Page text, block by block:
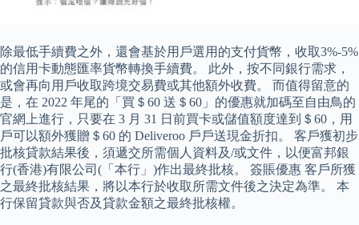
除最低手續費之外，還會基於用戶選用的支付貨幣，收取3%-5%
的信用卡動態匯率貨幣轉換手續費。 此外，按不同銀行需求，
或會再向用戶收取跨境交易費或其他額外收費。 而值得留意的
是，在 2022 年尾的「買＄60 送＄60」的優惠就加碼至自由鳥的
官網上進行，只要在 3 月 31 日前買卡或儲值額度達到＄60，用
戶可以額外獲贈＄60 的 Deliveroo 戶戶送現金折扣。 客戶獲初步
批核貸款結果後，須遞交所需個人資料及/或文件，以便富邦銀
行(香港)有限公司(「本行」)作出最終批核。 簽賬優惠 客戶所獲
之最終批核結果，將以本行於收取所需文件後之決定為準。 本
行保留貸款與否及貸款金額之最終批核權。